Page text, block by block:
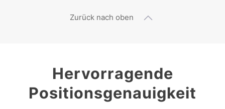
Zurück nach oben
Hervorragende
Positionsgenauigkeit